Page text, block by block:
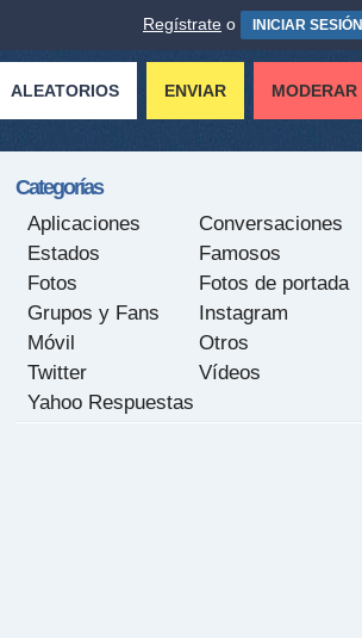
Regístrate o INICIAR SESIÓN
ALEATORIOS ENVIAR MODERAR
Categorías
Aplicaciones
Conversaciones
Estados
Famosos
Fotos
Fotos de portada
Grupos y Fans
Instagram
Móvil
Otros
Twitter
Vídeos
Yahoo Respuestas